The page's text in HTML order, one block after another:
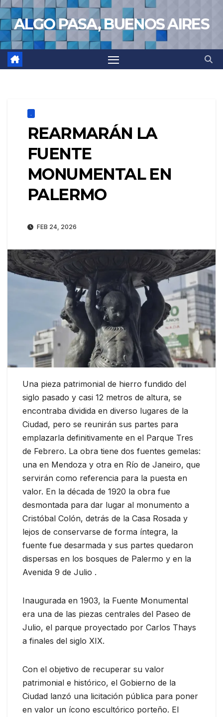
Saltar
al
contenido
ALGO PASA, BUENOS AIRES
.
REARMARÁN LA
FUENTE
MONUMENTAL EN
PALERMO
FEB 24, 2026
Una pieza patrimonial de hierro fundido del
siglo pasado y casi 12 metros de altura, se
encontraba dividida en diverso lugares de la
Ciudad, pero se reunirán sus partes para
emplazarla definitivamente en el Parque Tres
de Febrero. La obra tiene dos fuentes gemelas:
una en Mendoza y otra en Río de Janeiro, que
servirán como referencia para la puesta en
valor. En la década de 1920 la obra fue
desmontada para dar lugar al monumento a
Cristóbal Colón, detrás de la Casa Rosada y
lejos de conservarse de forma íntegra, la
fuente fue desarmada y sus partes quedaron
dispersas en los bosques de Palermo y en la
Avenida 9 de Julio .
Inaugurada en 1903, la Fuente Monumental
era una de las piezas centrales del Paseo de
Julio, el parque proyectado por Carlos Thays
a finales del siglo XIX.
Con el objetivo de recuperar su valor
patrimonial e histórico, el Gobierno de la
Ciudad lanzó una licitación pública para poner
en valor un ícono escultórico porteño. El